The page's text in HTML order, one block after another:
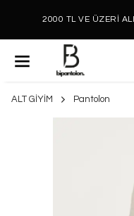
2000 TL VE ÜZERİ
ALT GİYİM Pantolon